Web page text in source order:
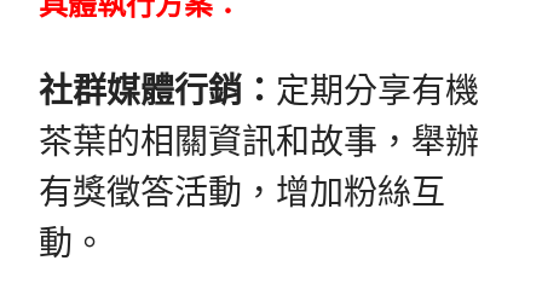
社群媒體行銷： 定期分享有機
茶葉的相關資訊和故事，舉辦
有獎徵答活動，增加粉絲互
動。